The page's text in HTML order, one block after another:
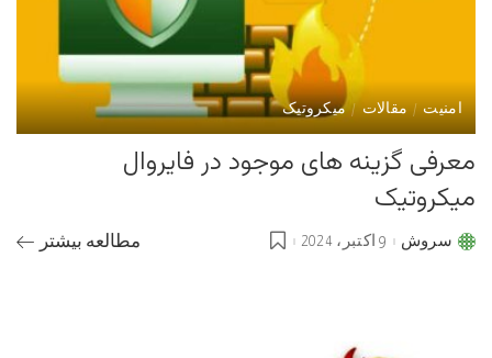
امنیت مقالات میکروتیک
معرفی گزینه های موجود در فایروال
میکروتیک
Postedسروش 9 اکتبر، 2024 مطالعه بیشتر